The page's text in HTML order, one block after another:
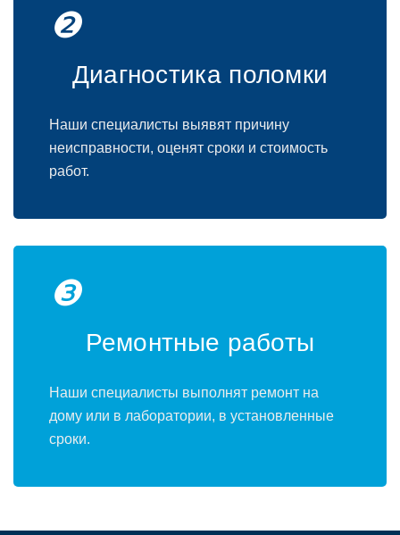
❷
Диагностика поломки
Наши специалисты выявят причину
неисправности, оценят сроки и стоимость
работ.
❸
Ремонтные работы
Наши специалисты выполнят ремонт на
дому или в лаборатории, в установленные
сроки.